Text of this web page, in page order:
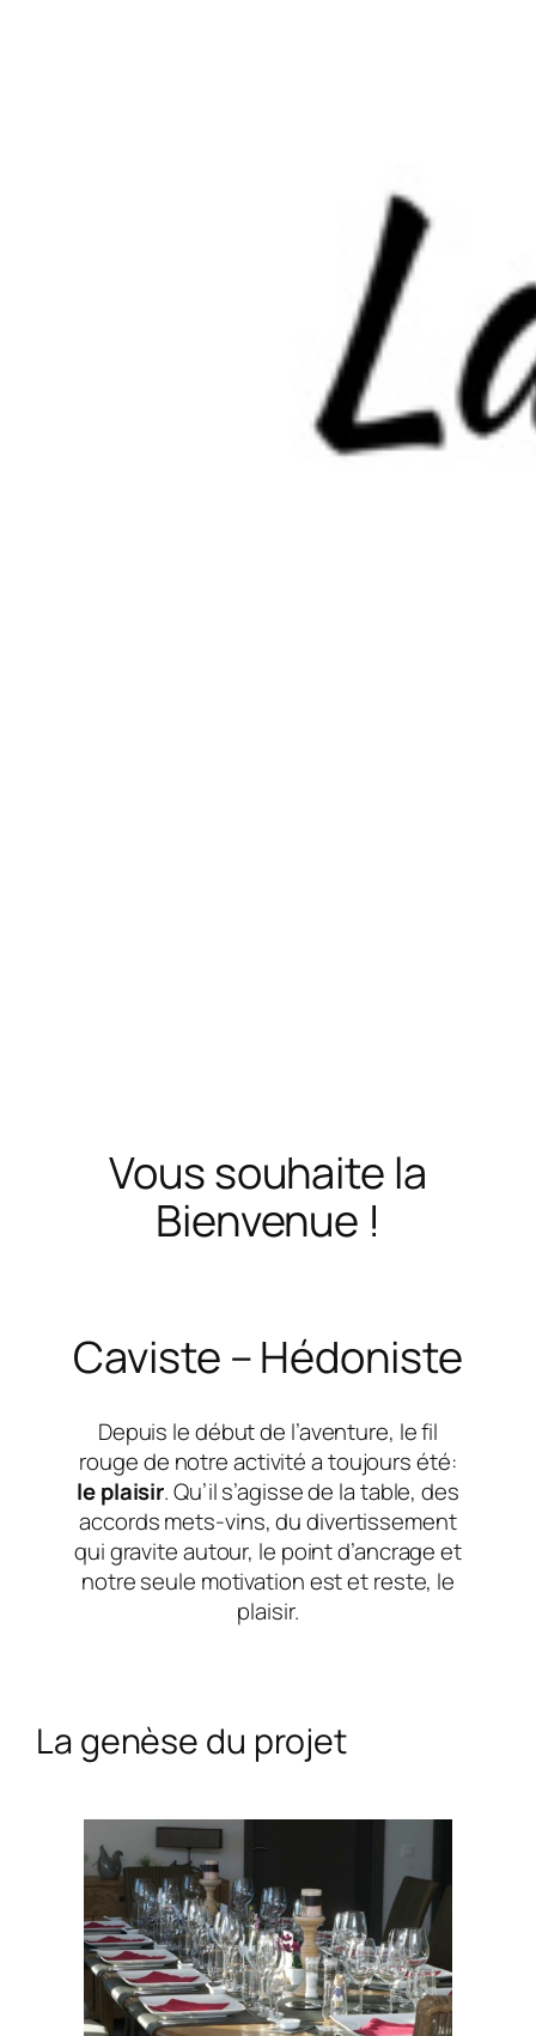
Vous souhaite la
Bienvenue !
Caviste – Hédoniste
Depuis le début de l’aventure, le fil
rouge de notre activité a toujours été:
le plaisir. Qu’il s’agisse de la table, des
accords mets-vins, du divertissement
qui gravite autour, le point d’ancrage et
notre seule motivation est et reste, le
plaisir.
La genèse du projet